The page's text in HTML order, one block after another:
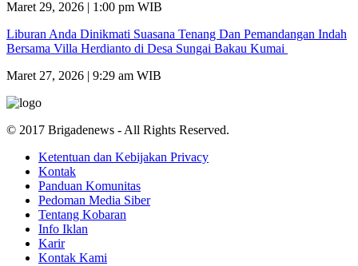
Maret 29, 2026 | 1:00 pm WIB
Liburan Anda Dinikmati Suasana Tenang Dan Pemandangan Indah
Bersama Villa Herdianto di Desa Sungai Bakau Kumai
Maret 27, 2026 | 9:29 am WIB
© 2017 Brigadenews - All Rights Reserved.
Ketentuan dan Kebijakan Privacy
Kontak
Panduan Komunitas
Pedoman Media Siber
Tentang Kobaran
Info Iklan
Karir
Kontak Kami